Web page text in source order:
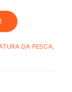
DA PESCA,